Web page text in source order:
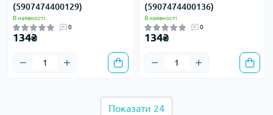
(5907474400129)
В наявності
0
134₴
(5907474400136)
В наявності
0
134₴
Показати 24